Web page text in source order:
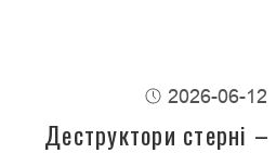
2026-06-12
Деструктори стерні